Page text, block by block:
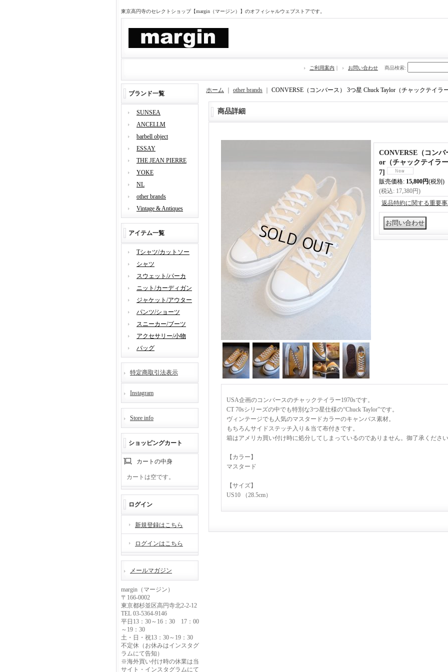
東京高円寺のセレクトショップ【margin（マージン）】のオフィシャルウェブストアです。
ご利用案内 ｜ お問い合わせ 商品検索:
ブランド一覧
SUNSEA
ANCELLM
barbell object
ESSAY
THE JEAN PIERRE
YOKE
NL
other brands
Vintage & Antiques
アイテム一覧
Tシャツ/カットソー
シャツ
スウェット/パーカ
ニット/カーディガン
ジャケット/アウター
パンツ/ショーツ
スニーカー/ブーツ
アクセサリー/小物
バッグ
特定商取引法表示
Instagram
Store info
ショッピングカート
カートの中身
カートは空です。
ログイン
新規登録はこちら
ログインはこちら
メールマガジン
margin（マージン）
〒166-0002
東京都杉並区高円寺北2-2-12
TEL 03-5364-9146
平日13：30～16：30 17：00
～19：30
土・日・祝13：30～19：30
不定休（お休みはインスタグ
ラムにて告知）
※海外買い付け時の休業は当
サイト・インスタグラムにて
ホーム other brands CONVERSE（コンバース） 3つ星 Chuck Taylor（チャックテイラ
商品詳細
CONVERSE（コン
or（チャックテイラ
7]
販売価格: 15,800円(税別)
(税込: 17,380円)
返品特約に関する重要
USA企画のコンバースのチャックテイラー1970sです。
CT 70sシリーズの中でも特別な3つ星仕様の“Chuck Taylor”です。
ヴィンテージでも人気のマスタードカラーのキャンバス素材。
もちろんサイドステッチ入り＆当て布付きです。
箱はアメリカ買い付け時に処分してしまっているのでありません。御了承くださ
【カラー】
マスタード
【サイズ】
US10 （28.5cm）